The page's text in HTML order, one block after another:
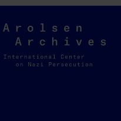
Arolsen
Archives